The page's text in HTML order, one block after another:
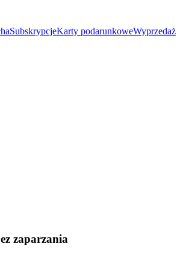
SubskrypcjeKarty podarunkoweWyprzedaż
zaparzania